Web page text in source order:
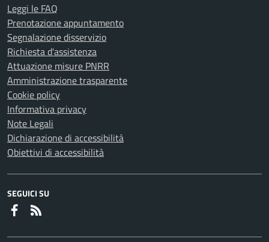
Leggi le FAQ
Prenotazione appuntamento
Segnalazione disservizio
Richiesta d'assistenza
Attuazione misure PNRR
Amministrazione trasparente
Cookie policy
Informativa privacy
Note Legali
Dichiarazione di accessibilità
Obiettivi di accessibilità
SEGUICI SU
Faceboook